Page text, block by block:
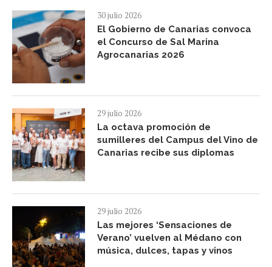
30 julio 2026
El Gobierno de Canarias convoca
el Concurso de Sal Marina
Agrocanarias 2026
29 julio 2026
La octava promoción de
sumilleres del Campus del Vino de
Canarias recibe sus diplomas
29 julio 2026
Las mejores ‘Sensaciones de
Verano’ vuelven al Médano con
música, dulces, tapas y vinos